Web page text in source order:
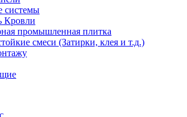
системы
Кровли
промышленная плитка
смеси (Затирки, клея и т.д.)